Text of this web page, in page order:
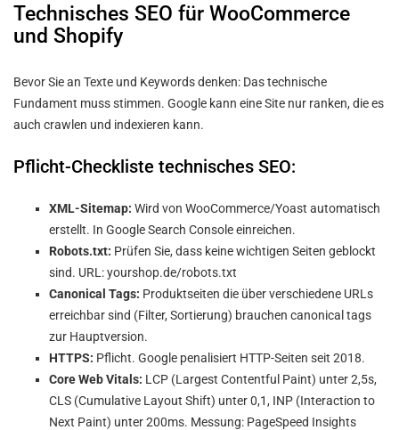
Technisches SEO für WooCommerce
und Shopify
Bevor Sie an Texte und Keywords denken: Das technische
Fundament muss stimmen. Google kann eine Site nur ranken, die es
auch crawlen und indexieren kann.
Pflicht-Checkliste technisches SEO:
XML-Sitemap: Wird von WooCommerce/Yoast automatisch
erstellt. In Google Search Console einreichen.
Robots.txt: Prüfen Sie, dass keine wichtigen Seiten geblockt
sind. URL: yourshop.de/robots.txt
Canonical Tags: Produktseiten die über verschiedene URLs
erreichbar sind (Filter, Sortierung) brauchen canonical tags
zur Hauptversion.
HTTPS: Pflicht. Google penalisiert HTTP-Seiten seit 2018.
Core Web Vitals: LCP (Largest Contentful Paint) unter 2,5s,
CLS (Cumulative Layout Shift) unter 0,1, INP (Interaction to
Next Paint) unter 200ms. Messung: PageSpeed Insights